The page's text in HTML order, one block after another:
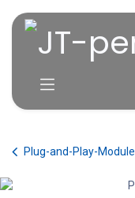
Plug-and-Play-Module